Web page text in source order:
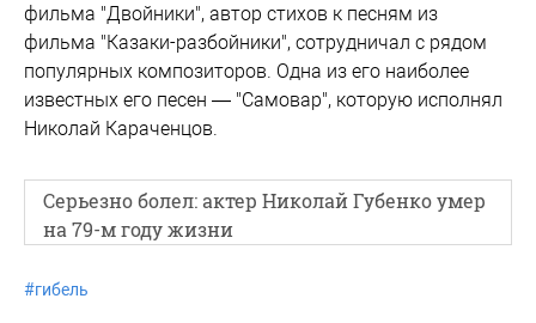
фильма "Двойники", автор стихов к песням из
фильма "Казаки-разбойники", сотрудничал с рядом
популярных композиторов. Одна из его наиболее
известных его песен — "Самовар", которую исполнял
Николай Караченцов.
Серьезно болел: актер Николай Губенко умер
на 79-м году жизни
#гибель